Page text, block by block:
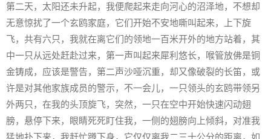
第二天，太阳还未升起，我便爬起来走向河心的沼泽地，不想却
无意惊扰了一个玄鸥家庭，它们开始不安地嘶叫起来，上下旋
飞，共有六只，我就在离它们的领地一百米开外的地方站着，其
中一只从远处赶赴过来，第一声叫起来犀利悠长，喉管放佛是铜
金铸成，应该是警告，第二声沙哑沉重，却又像破裂的长笛，或
许是对其他家族成员的警示，不一会儿，一只领头的玄鸥带领另
外两只，在我的头顶旋飞，突然，一只在空中开始快速闪动翅
膀，悬停下来，眼睛死死盯住我，一侧的翅膀向上倾斜，对准我